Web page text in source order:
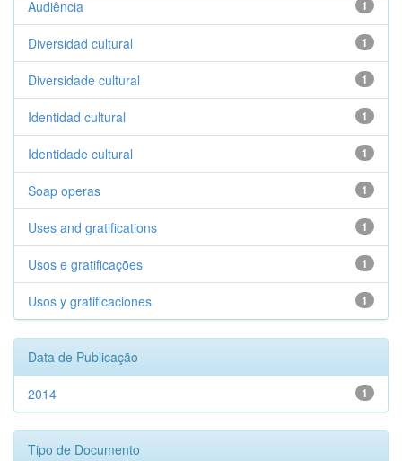
1
Audiência
1
Diversidad cultural
1
Diversidade cultural
1
Identidad cultural
1
Identidade cultural
1
Soap operas
1
Uses and gratifications
1
Usos e gratificações
1
Usos y gratificaciones
Data de Publicação
1
2014
Tipo de Documento